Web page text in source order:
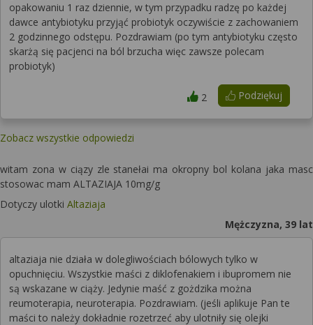
opakowaniu 1 raz dziennie, w tym przypadku radzę po każdej
dawce antybiotyku przyjąć probiotyk oczywiście z zachowaniem
2 godzinnego odstępu. Pozdrawiam (po tym antybiotyku często
skarżą się pacjenci na ból brzucha więc zawsze polecam
probiotyk)
Podziękuj
2
Zobacz wszystkie odpowiedzi
witam zona w ciązy zle stanełai ma okropny bol kolana jaka masc
stosowac mam ALTAZIAJA 10mg/g
Dotyczy ulotki Altaziaja
Mężczyzna, 39 lat
altaziaja nie działa w dolegliwościach bólowych tylko w
opuchnięciu. Wszystkie maści z diklofenakiem i ibupromem nie
są wskazane w ciąży. Jedynie maść z gożdzika można
reumoterapia, neuroterapia. Pozdrawiam. (jeśli aplikuje Pan te
maści to należy dokładnie rozetrzeć aby ulotniły się olejki